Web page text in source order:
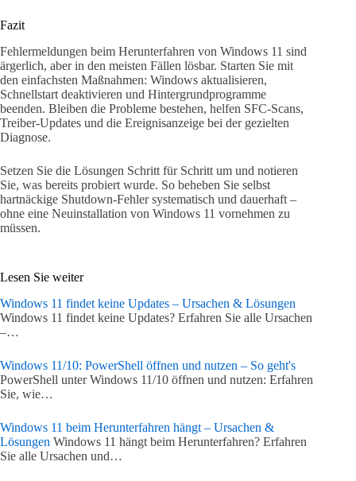
Fazit
Fehlermeldungen beim Herunterfahren von Windows 11 sind
ärgerlich, aber in den meisten Fällen lösbar. Starten Sie mit
den einfachsten Maßnahmen: Windows aktualisieren,
Schnellstart deaktivieren und Hintergrundprogramme
beenden. Bleiben die Probleme bestehen, helfen SFC-Scans,
Treiber-Updates und die Ereignisanzeige bei der gezielten
Diagnose.
Setzen Sie die Lösungen Schritt für Schritt um und notieren
Sie, was bereits probiert wurde. So beheben Sie selbst
hartnäckige Shutdown-Fehler systematisch und dauerhaft –
ohne eine Neuinstallation von Windows 11 vornehmen zu
müssen.
Lesen Sie weiter
Windows 11 findet keine Updates – Ursachen & Lösungen
Windows 11 findet keine Updates? Erfahren Sie alle Ursachen
–…
Windows 11/10: PowerShell öffnen und nutzen – So geht's
PowerShell unter Windows 11/10 öffnen und nutzen: Erfahren
Sie, wie…
Windows 11 beim Herunterfahren hängt – Ursachen &
Lösungen Windows 11 hängt beim Herunterfahren? Erfahren
Sie alle Ursachen und…